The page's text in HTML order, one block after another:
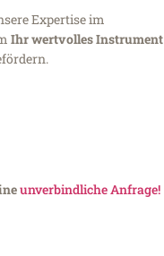
Expertise im
Ihr wertvolles Instrument
unverbindliche Anfrage!